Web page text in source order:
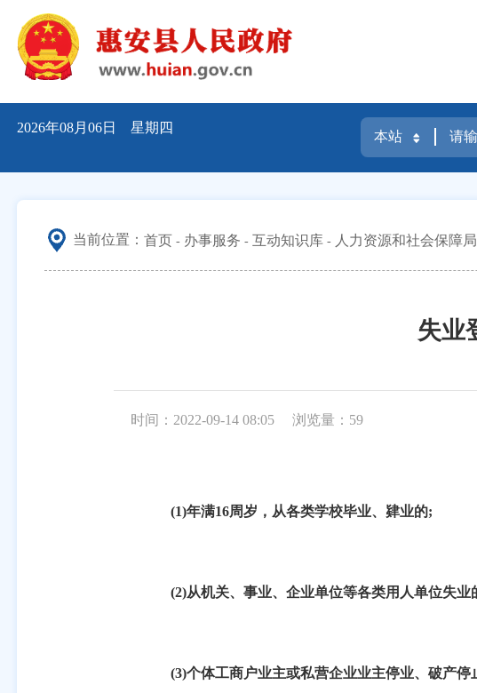
2026年08月06日 星期四
当前位置： 首页 办事服务 互动知识库 人力资源和社会保障局
失业
时间：2022-09-14 08:05 浏览量： 59
(1)年满16周岁，从各类学校毕业、肄业的;
(2)从机关、事业、企业单位等各类用人单位失业
(3)个体工商户业主或私营企业业主停业、破产停